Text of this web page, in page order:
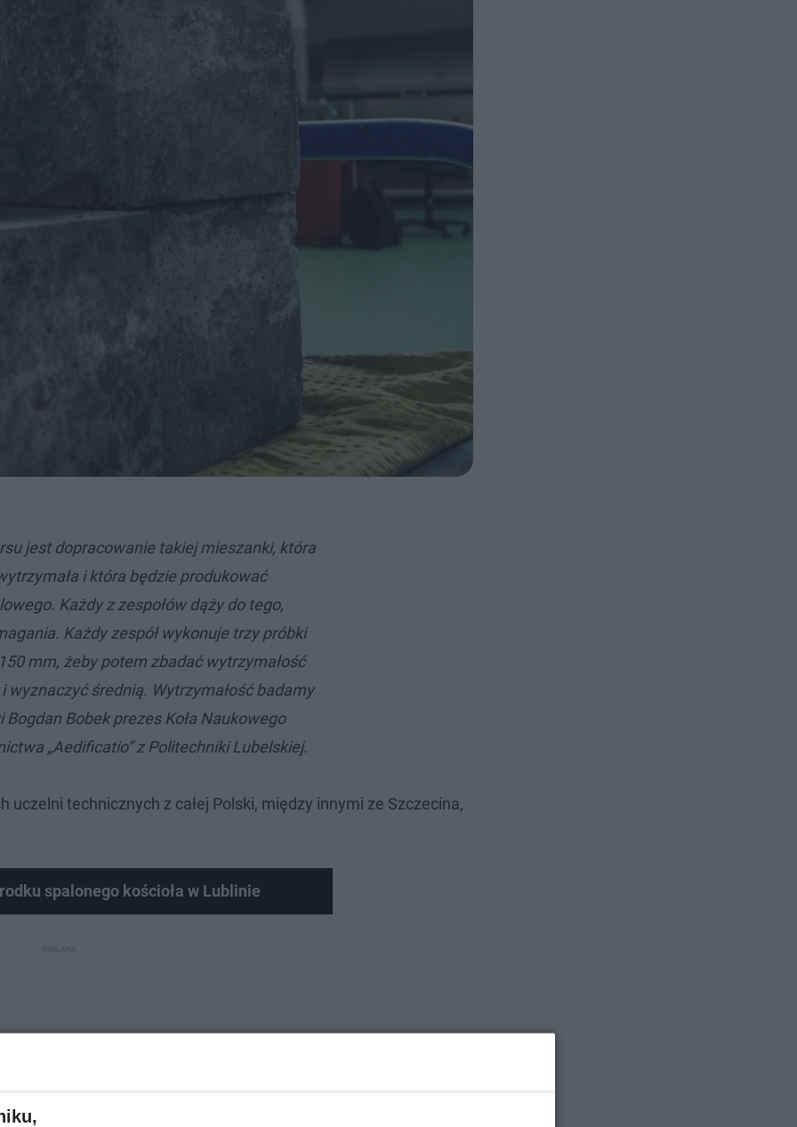
jest dopracowanie takiej mieszanki, która
i która będzie produkować
Każdy z zespołów dąży do tego,
Każdy zespół wykonuje trzy próbki
mm, żeby potem zbadać wytrzymałość
wyznaczyć średnią. Wytrzymałość badamy
Bogdan Bobek prezes Koła Naukowego
„Aedificatio” z Politechniki Lubelskiej.
uczelni technicznych z całej Polski, między innymi ze Szczecina,
spalonego kościoła w Lublinie